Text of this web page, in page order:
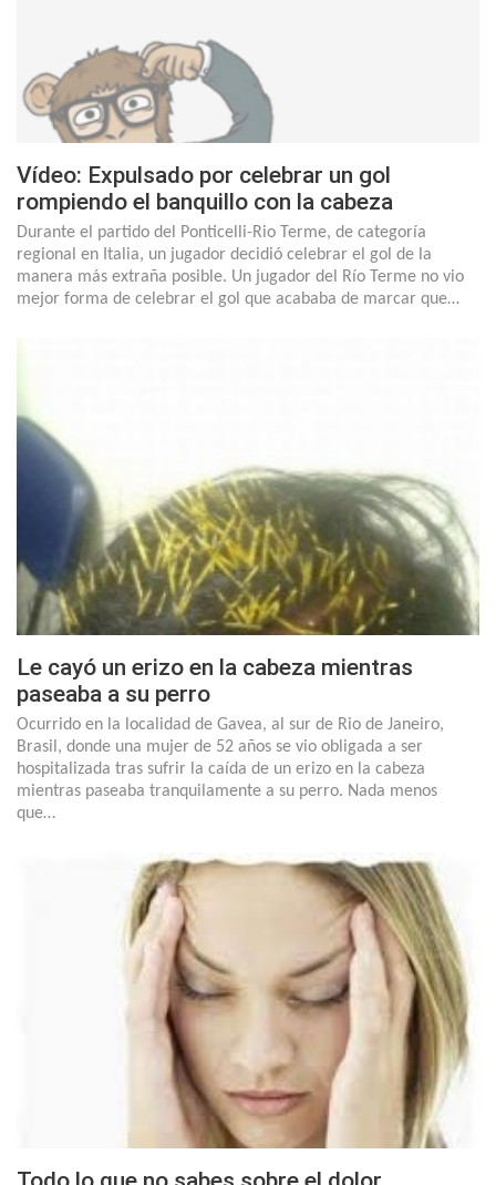
Vídeo: Expulsado por celebrar un gol
rompiendo el banquillo con la cabeza
Durante el partido del Ponticelli-Rio Terme, de categoría
regional en Italia, un jugador decidió celebrar el gol de la
manera más extraña posible. Un jugador del Río Terme no vio
mejor forma de celebrar el gol que acababa de marcar que…
Le cayó un erizo en la cabeza mientras
paseaba a su perro
Ocurrido en la localidad de Gavea, al sur de Rio de Janeiro,
Brasil, donde una mujer de 52 años se vio obligada a ser
hospitalizada tras sufrir la caída de un erizo en la cabeza
mientras paseaba tranquilamente a su perro. Nada menos
que…